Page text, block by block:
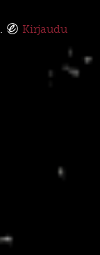
. Kirjaudu